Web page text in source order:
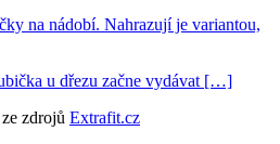
na nádobí. Nahrazují je variantou,
u dřezu začne vydávat […]
zdrojů Extrafit.cz